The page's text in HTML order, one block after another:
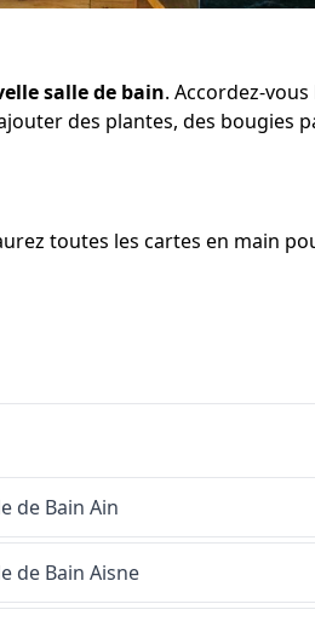
salle de bain. Accordez-
des plantes, des bougies
toutes les cartes en main
de Bain Ain
de Bain Aisne